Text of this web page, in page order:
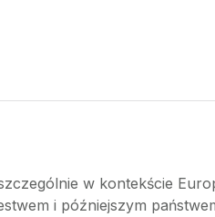
w kontekście
i późniejszym